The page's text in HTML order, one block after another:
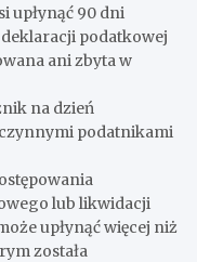
upłynąć 90 dni
podatkowej
ani zbyta w
na dzień
podatnikami
lub likwidacji
upłynąć więcej niż
została